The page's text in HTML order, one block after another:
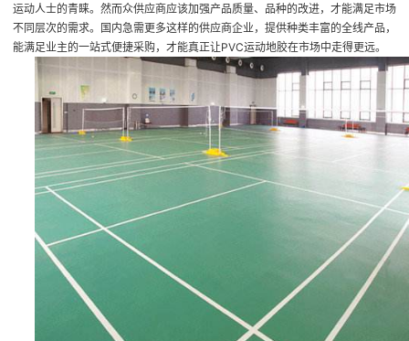
运动人士的青睐。然而众供应商应该加强产品质量、品种的改进，才能满足市场
不同层次的需求。国内急需更多这样的供应商企业，提供种类丰富的全线产品，
能满足业主的一站式便捷采购，才能真正让PVC运动地胶在市场中走得更远。